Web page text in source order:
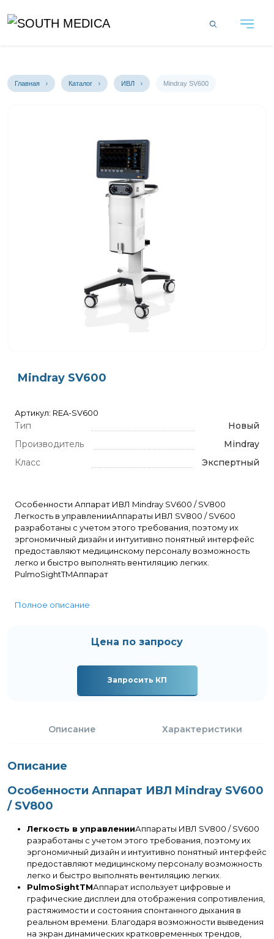
Главная Каталог ИВЛ Mindray SV600
Mindray SV600
Артикул: REA-SV600
Тип
Новый
Производитель
Mindray
Класс
Экспертный
Особенности Аппарат ИВЛ Mindray SV600 / SV800
Легкость в управленииАппараты ИВЛ SV800 / SV600
разработаны с учетом этого требования, поэтому их
эргономичный дизайн и интуитивно понятный интерфейс
предоставляют медицинскому персоналу возможность
легко и быстро выполнять вентиляцию легких.
PulmoSightTMАппарат
Полное описание
Цена по запросу
Запросить КП
Описание Характеристики
Описание
Особенности Аппарат ИВЛ Mindray SV600
/ SV800
Легкость в управленииАппараты ИВЛ SV800 / SV600
разработаны с учетом этого требования, поэтому их
эргономичный дизайн и интуитивно понятный интерфейс
предоставляют медицинскому персоналу возможность
легко и быстро выполнять вентиляцию легких.
PulmoSightTMАппарат использует цифровые и
графические дисплеи для отображения сопротивления,
растяжимости и состояния спонтанного дыхания в
реальном времени. Благодаря возможности выведения
на экран динамических кратковременных трендов,